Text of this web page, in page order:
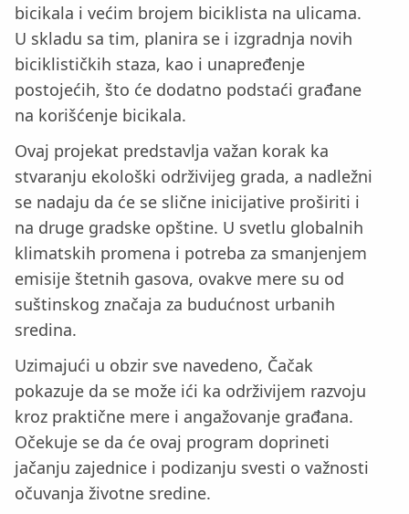
bicikala i većim brojem biciklista na ulicama.
U skladu sa tim, planira se i izgradnja novih
biciklističkih staza, kao i unapređenje
postojećih, što će dodatno podstaći građane
na korišćenje bicikala.
Ovaj projekat predstavlja važan korak ka
stvaranju ekološki održivijeg grada, a nadležni
se nadaju da će se slične inicijative proširiti i
na druge gradske opštine. U svetlu globalnih
klimatskih promena i potreba za smanjenjem
emisije štetnih gasova, ovakve mere su od
suštinskog značaja za budućnost urbanih
sredina.
Uzimajući u obzir sve navedeno, Čačak
pokazuje da se može ići ka održivijem razvoju
kroz praktične mere i angažovanje građana.
Očekuje se da će ovaj program doprineti
jačanju zajednice i podizanju svesti o važnosti
očuvanja životne sredine.